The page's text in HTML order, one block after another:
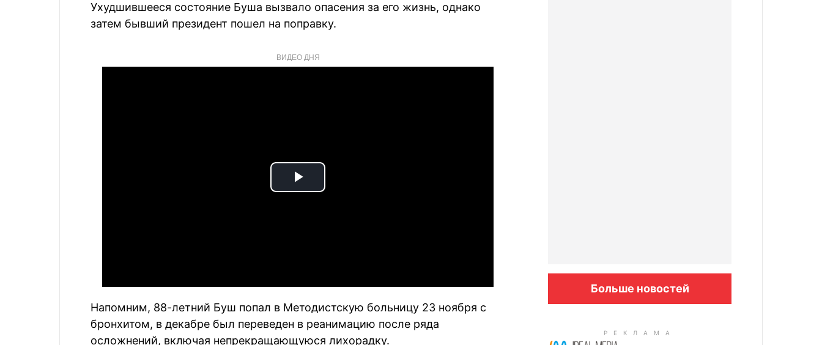
Ухудшившееся состояние Буша вызвало опасения за его жизнь, однако
затем бывший президент пошел на поправку.
ВИДЕО ДНЯ
Play
Напомним, 88-летний Буш попал в Методистскую больницу 23 ноября с
бронхитом, в декабре был переведен в реанимацию после ряда
осложнений, включая непрекращающуюся лихорадку.
Больше новостей